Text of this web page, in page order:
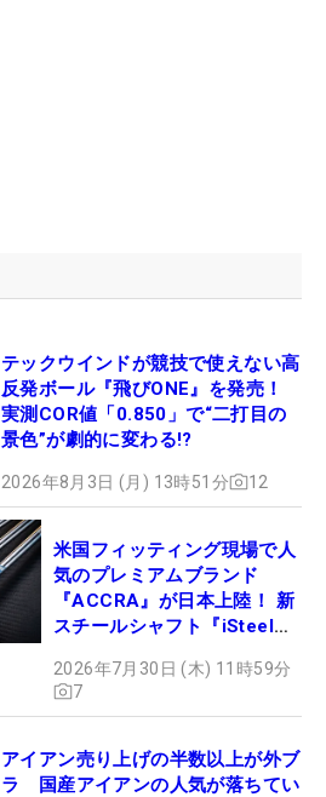
テックウインドが競技で使えない高
反発ボール『飛びONE』を発売！
実測COR値「0.850」で“二打目の
景色”が劇的に変わる!?
2026年8月3日 (月) 13時51分 12
米国フィッティング現場で人
気のプレミアムブランド
『ACCRA』が日本上陸！ 新
スチールシャフト『iSteel
2026年7月30日 (木) 11時59分
7
アイアン売り上げの半数以上が外ブ
ラ 国産アイアンの人気が落ちてい